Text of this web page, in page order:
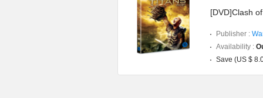
[DVD]Clash
Publisher :
Availability :
Save (US $